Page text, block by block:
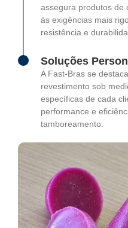
assegura produtos de
às exigências mais
resistência e
Soluções
A Fast-Bras se
revestimento sob
específicas de cada
performance e
tamboreamento.